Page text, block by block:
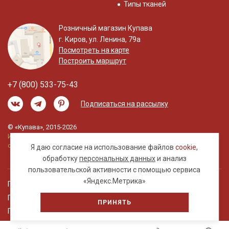
Я даю согласие на использование файловcookie,
обработкуперсональных данныхи анализ
пользовательской активности с помощью сервиса
«Яндекс.Метрика»
ПРИНЯТЬ
Типы тканей
Розничный магазин Купава
г. Киров, ул. Ленина, 79а
Посмотреть на карте
Построить маршрут
+7 (800) 533-75-43
Подписаться на рассылку
© «Купава», 2015-2026
Информация на сайте не является публичной
офертой.
Правовая информация
Политика обработки персональных данных
Пользовательское соглашение